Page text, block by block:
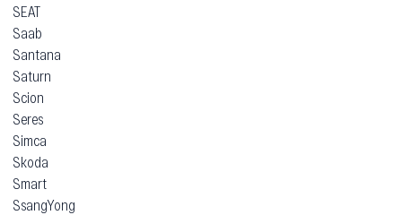
SEAT
Saab
Santana
Saturn
Scion
Seres
Simca
Skoda
Smart
SsangYong